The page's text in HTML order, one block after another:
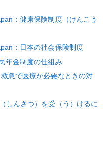
：健康保険制度（けんこう
：日本の社会保険制度
年金制度の仕組み
急で医療が必要なときの対
しんさつ）を受（う）けるに